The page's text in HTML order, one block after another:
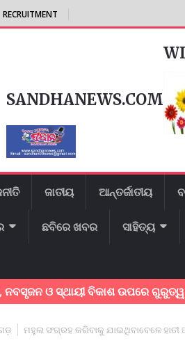
RECRUITMENT
SANDHANEWS.COM
ଜାତୀୟ ଆନ୍ତର୍ଜାତୀୟ
ଛବିରେ ଖବର ସାହିତ୍ୟ
ସ୍ଥାୟୀ ବିକାଶ ଉପରେ ଗୁରୁତ୍ୱ
ମହୁଲ ସଂଗ୍ରହ କରିବାକୁ ଯାଇଥିବାବେଳେ